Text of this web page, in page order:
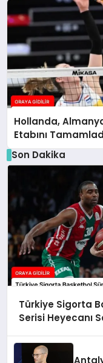
Hollanda,
Etabını
Son Dakika
Türkiye Sigorta
Serisi Heyecanı